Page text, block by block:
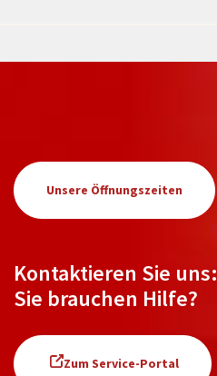
Unsere Öffnungszeiten
Kontaktieren Sie uns:
Sie brauchen Hilfe?
Zum Service-Portal